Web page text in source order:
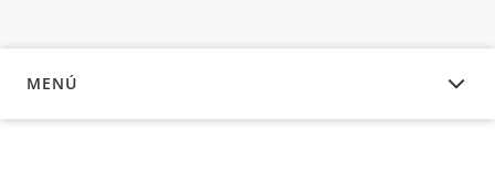
MENÚ
DESCRIPCIÓN